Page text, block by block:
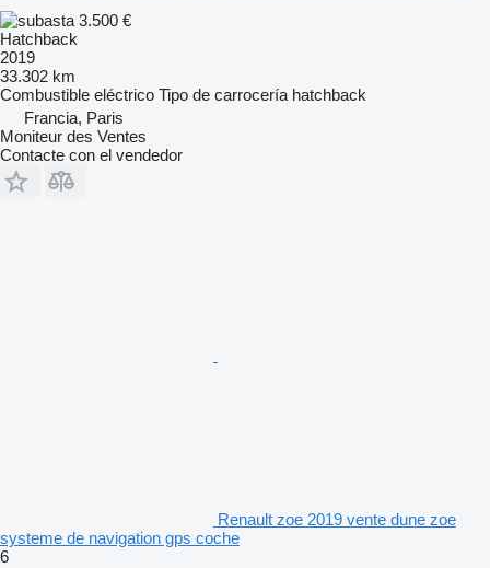
3.500 €
Hatchback
2019
33.302 km
Combustible eléctrico Tipo de carrocería hatchback
Francia, Paris
Moniteur des Ventes
Contacte con el vendedor
Renault zoe 2019 vente dune zoe
systeme de navigation gps coche
6